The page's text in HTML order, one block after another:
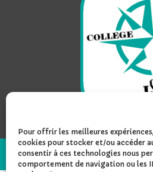
Pour offrir les meilleures
cookies pour stocker et/ou accéder
consentir à ces technologies nous
comportement de navigation ou les
Design de